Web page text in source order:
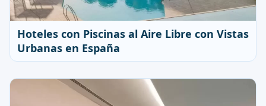
Hoteles con Piscinas al Aire Libre con Vistas
Urbanas en España